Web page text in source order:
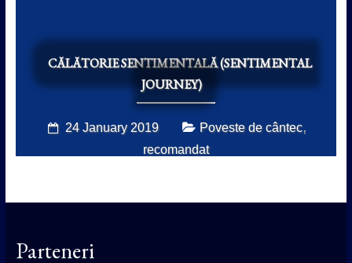
CĂLĂTORIE SENTIMENTALĂ (SENTIMENTAL
JOURNEY)
24 January 2019 Poveste de cântec,
recomandat
Parteneri